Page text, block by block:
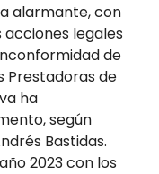
alarmante, con
legales
de
Prestadoras de
ha
según
Bastidas.
2023 con los